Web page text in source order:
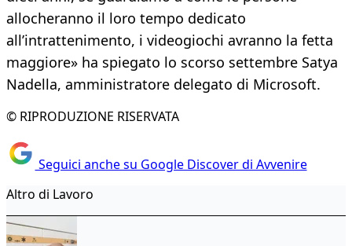
allocheranno il loro tempo dedicato
all’intrattenimento, i videogiochi avranno la fetta
maggiore» ha spiegato lo scorso settembre Satya
Nadella, amministratore delegato di Microsoft.
© RIPRODUZIONE RISERVATA
Seguici anche su Google Discover di Avvenire
Altro di Lavoro